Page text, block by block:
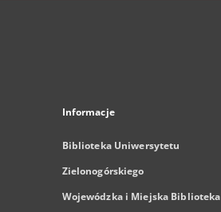
Informacje
Biblioteka Uniwersytetu
Zielonogórskiego
Wojewódzka i Miejska Biblioteka